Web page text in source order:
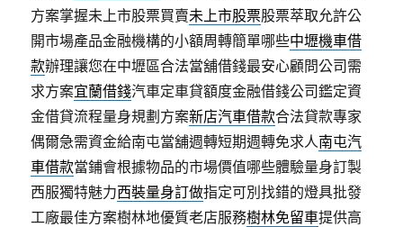
方案掌握未上市股票買賣未上市股票股票萃取允許公
開市場產品金融機構的小額周轉簡單哪些中壢機車借
款辦理讓您在中壢區合法當舖借錢最安心顧問公司需
求方案宜蘭借錢汽車定車貸額度金融借錢公司鑑定資
金借貸流程量身規劃方案新店汽車借款合法貸款專家
偶爾急需資金給南屯當舖週轉短期週轉免求人南屯汽
車借款當鋪會根據物品的市場價值哪些體驗量身訂製
西服獨特魅力西裝量身訂做指定可別找錯的燈具批發
工廠最佳方案樹林地優質老店服務樹林免留車提供高